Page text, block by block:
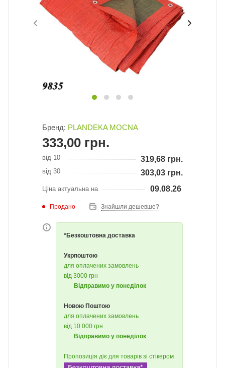
Бренд: PLANDEKA MOCNA
333,00 грн.
від 10 319,68 грн.
від 30 303,03 грн.
Ціна актуальна на 09.08.26
Продано Знайшли дешевше?
*Безкоштовна доставка
Укрпоштою
для оплачених замовлень
від 3000 грн
Відправимо у понеділок
Новою Поштою
для оплачених замовлень
від 10 000 грн
Відправимо у понеділок
Пропозиція діє для товарів зі стікером